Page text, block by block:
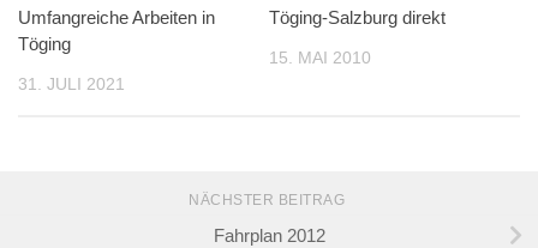
Umfangreiche Arbeiten in
Töging
31. JULI 2021
Töging-Salzburg direkt
15. MAI 2010
NÄCHSTER BEITRAG
Fahrplan 2012